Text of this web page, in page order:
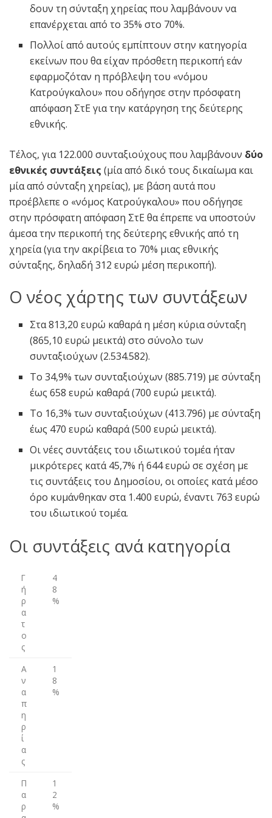
δουν τη σύνταξη χηρείας που λαμβάνουν να
επανέρχεται από το 35% στο 70%.
Πολλοί από αυτούς εμπίπτουν στην κατηγορία
εκείνων που θα είχαν πρόσθετη περικοπή εάν
εφαρμοζόταν η πρόβλεψη του «νόμου
Κατρούγκαλου» που οδήγησε στην πρόσφατη
απόφαση ΣτΕ για την κατάργηση της δεύτερης
εθνικής.
Τέλος, για 122.000 συνταξιούχους που λαμβάνουν δύο
εθνικές συντάξεις (μία από δικό τους δικαίωμα και
μία από σύνταξη χηρείας), με βάση αυτά που
προέβλεπε ο «νόμος Κατρούγκαλου» που οδήγησε
στην πρόσφατη απόφαση ΣτΕ θα έπρεπε να υποστούν
άμεσα την περικοπή της δεύτερης εθνικής από τη
χηρεία (για την ακρίβεια το 70% μιας εθνικής
σύνταξης, δηλαδή 312 ευρώ μέση περικοπή).
Ο νέος χάρτης των συντάξεων
Στα 813,20 ευρώ καθαρά η μέση κύρια σύνταξη
(865,10 ευρώ μεικτά) στο σύνολο των
συνταξιούχων (2.534.582).
Το 34,9% των συνταξιούχων (885.719) με σύνταξη
έως 658 ευρώ καθαρά (700 ευρώ μεικτά).
Το 16,3% των συνταξιούχων (413.796) με σύνταξη
έως 470 ευρώ καθαρά (500 ευρώ μεικτά).
Οι νέες συντάξεις του ιδιωτικού τομέα ήταν
μικρότερες κατά 45,7% ή 644 ευρώ σε σχέση με
τις συντάξεις του Δημοσίου, οι οποίες κατά μέσο
όρο κυμάνθηκαν στα 1.400 ευρώ, έναντι 763 ευρώ
του ιδιωτικού τομέα.
Οι συντάξεις ανά κατηγορία
Γ
ή
ρ
α
τ
ο
ς
4
8
%
Α
ν
α
π
η
ρ
ί
α
ς
1
8
%
Π
α
ρ
1
2
%